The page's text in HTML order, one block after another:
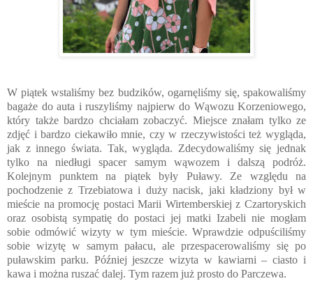
W piątek wstaliśmy bez budzików, ogarnęliśmy się, spakowaliśmy
bagaże do auta i ruszyliśmy najpierw do Wąwozu Korzeniowego,
który także bardzo chciałam zobaczyć. Miejsce znałam tylko ze
zdjęć i bardzo ciekawiło mnie, czy w rzeczywistości też wygląda,
jak z innego świata. Tak, wygląda. Zdecydowaliśmy się jednak
tylko na niedługi spacer samym wąwozem i dalszą podróż.
Kolejnym punktem na piątek były Puławy. Ze względu na
pochodzenie z Trzebiatowa i duży nacisk, jaki kładziony był w
mieście na promocję postaci Marii Wirtemberskiej z Czartoryskich
oraz osobistą sympatię do postaci jej matki Izabeli nie mogłam
sobie odmówić wizyty w tym mieście. Wprawdzie odpuściliśmy
sobie wizytę w samym pałacu, ale przespacerowaliśmy się po
puławskim parku. Później jeszcze wizyta w kawiarni – ciasto i
kawa i można ruszać dalej. Tym razem już prosto do Parczewa.